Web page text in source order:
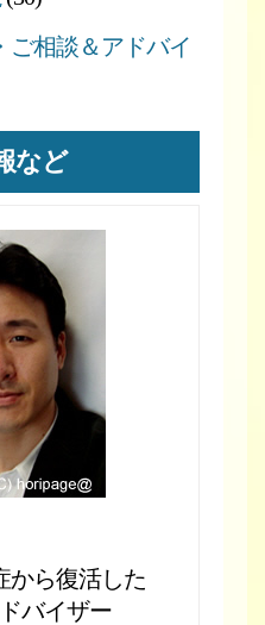
ご相談＆アドバイ
など
から復活した
バイザー